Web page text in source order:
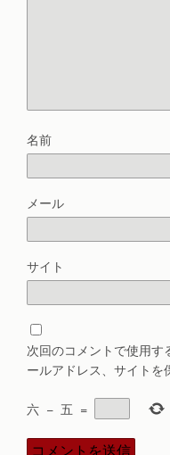
名前
メール
サイト
次回のコメントで使用す
ールアドレス、サイトを
六 − 五 =